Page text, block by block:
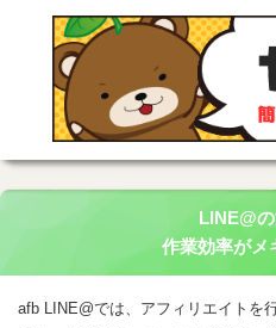
LINE@
作業効率がメ
afb LINE@では、アフィリエイトを